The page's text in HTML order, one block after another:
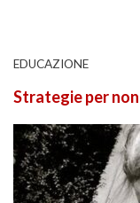
EDUCAZIONE
Strategie per